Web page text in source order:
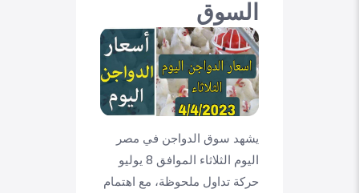
السوق
يشهد سوق الدواجن في مصر
اليوم الثلاثاء الموافق 8 يوليو
حركة تداول ملحوظة، مع اهتمام